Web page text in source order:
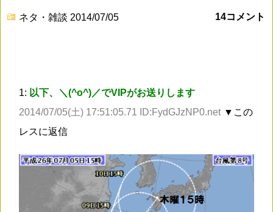
ネタ・雑談 2014/07/05 14コメント
1: 以下、＼(^o^)／でVIPがお送りします
2014/07/05(土) 17:51:05.71 ID:FydGJzNP0.net ▼この
レスに返信